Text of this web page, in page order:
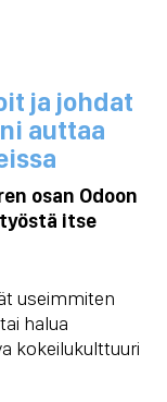
ja johdat
auttaa
osan Odoon
itse
useimmiten
halua
kokeilukulttuuri